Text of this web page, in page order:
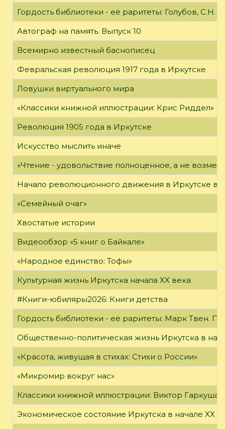
Гордость библиотеки - её раритеты: Голубов, С.Н.
Автограф на память. Выпуск 10
Всемирно известный баснописец
Февральская революция 1917 года в Иркутске
Ловушки виртуального мира
«Классики книжной иллюстрации: Крис Риддел»
Революция 1905 года в Иркутске
Искусство мыслить иначе
«Чтение - удовольствие полноценное, а не
Начало революционного движения в Иркутске в
«Семейный очаг»
Хвостатые истории
Видеообзор «5 книг о Байкале»
«Народное единство: Тофы»
Культурная жизнь Иркутска начала XX века
#Книги-юбиляры2026: Книги детства
Гордость библиотеки - её раритеты: Марк Твен.
Общественно-политическая жизнь Иркутска в
«Красота, живущая в стихах: Стихи о России»
«Микромир вокруг нас»
Классики книжной иллюстрации: Виктор Гаркуша
Экономическое состояние Иркутска в начале XX